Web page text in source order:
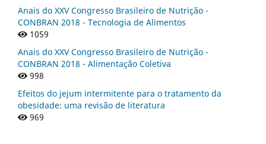
Anais do XXV Congresso Brasileiro de Nutrição -
CONBRAN 2018 - Tecnologia de Alimentos
1059
Anais do XXV Congresso Brasileiro de Nutrição -
CONBRAN 2018 - Alimentação Coletiva
998
Efeitos do jejum intermitente para o tratamento da
obesidade: uma revisão de literatura
969